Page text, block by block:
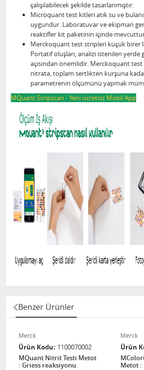
çalışılabilecek şekilde tasarlanmıştır.
Microquant test kitleri atık su ve
uygundur. Laboratuvar ve ekipman
reaktifler kit paketinin içinde
Merckoquant test stripleri küçük birer
Portatif oluşları, analizi istenilen yerde
açısından önemlidir. Merckoquant
nitrata, toplam sertlikten kurşuna
parametrenin ölçümünü yapmak
MQuant Scripscan - Yeni ücretsiz Mobil App
Benzer Ürünler
Merck
Ürün Kodu 1100070002
MQuant Nitrit Testi Metot
: Griess reaksiyonu
Merck
Ürün
Metot :